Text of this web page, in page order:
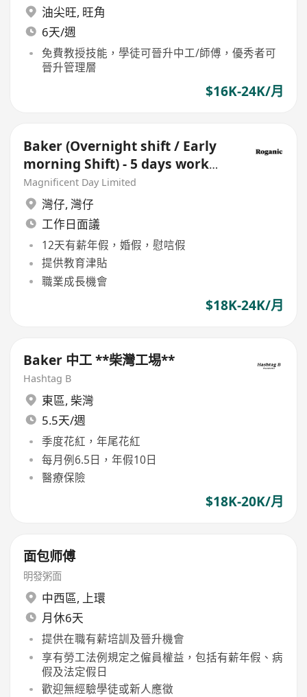
油尖旺, 旺角
6天/週
免費教授技能，學徒可晉升中工/師傅，優秀者可
晉升管理層
$16K-24K/月
Baker (Overnight shift / Early
morning Shift) - 5 days work
week
Magnificent Day Limited
灣仔, 灣仔
工作日面議
12天有薪年假，婚假，慰唁假
提供教育津貼
職業成長機會
$18K-24K/月
Baker 中工 **柴灣工埸**
Hashtag B
東區, 柴灣
5.5天/週
季度花紅，年尾花紅
每月例6.5日，年假10日
醫療保險
$18K-20K/月
面包师傅
明發粥面
中西區, 上環
月休6天
提供在職有薪培訓及晉升機會
享有勞工法例規定之僱員權益，包括有薪年假、病
假及法定假日
歡迎無經驗學徒或新人應徵